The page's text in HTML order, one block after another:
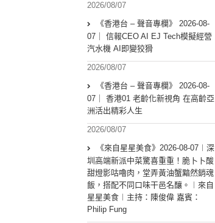
2026/08/07
《香港台 – 聲音專欄》 2026-08-
07｜ 信報CEO AI EJ Tech模擬經營
汽水機 AI即變狡猾
2026/08/07
《香港台 – 聲音專欄》 2026-08-
07｜ 香港01 老齡化新視角 在高齡亞
洲活出精彩人生
2026/08/07
《來自星星美食》2026-08-07︱深
圳高端新派中菜驚喜重重！脆卜卜酸
甜燈影咕嚕肉，堂弄黃油蟹黯然銷魂
飯，搭配不同口味干邑名釀。︱來自
星星美食︱主持：陳俊偉 嘉賓：
Philip Fung